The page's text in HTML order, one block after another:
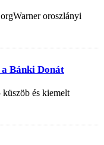
oroszlányi
Bánki Donát
és kiemelt